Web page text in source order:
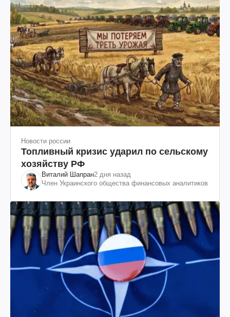
Новости россии
Топливный кризис ударил по сельскому
хозяйству РФ
Виталий Шапран2 дня назад
Член Украинского общества финансовых аналитиков